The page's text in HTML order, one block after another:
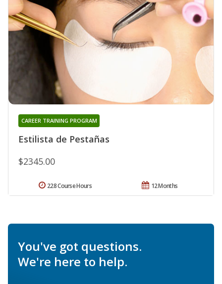
Estilista de Pestañas
CAREER TRAINING PROGRAM
$2345.00
12 Months
228 Course Hours
You've got questions.
We're here to help.